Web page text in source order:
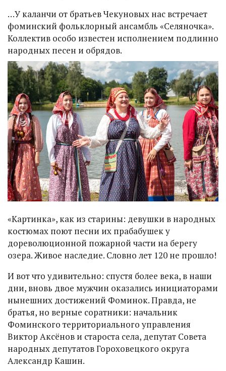
…У каланчи от братьев Чекуновых нас встречает
фоминский фольклорный ансамбль «Селяночка».
Коллектив особо известен исполнением подлинно
народных песен и обрядов.
«Картинка», как из старины: девушки в народных
костюмах поют песни их прабабушек у
дореволюционной пожарной части на берегу
озера. Живое наследие. Словно лет 120 не прошло!
И вот что удивительно: спустя более века, в наши
дни, вновь двое мужчин оказались инициаторами
нынешних достижений Фоминок. Правда, не
братья, но верные соратники: начальник
Фоминского территориального управления
Виктор Аксёнов и староста села, депутат Совета
народных депутатов Гороховецкого округа
Александр Кашин.